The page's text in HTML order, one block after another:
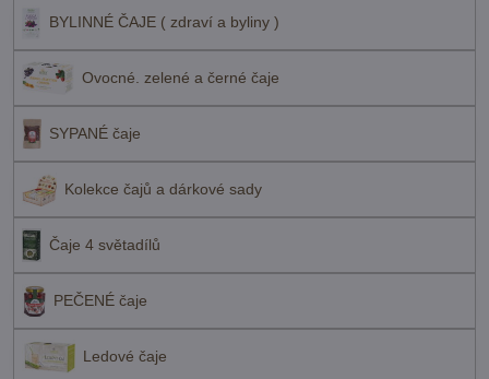
BYLINNÉ ČAJE ( zdraví a byliny )
Ovocné. zelené a černé čaje
SYPANÉ čaje
Kolekce čajů a dárkové sady
Čaje 4 světadílů
PEČENÉ čaje
Ledové čaje